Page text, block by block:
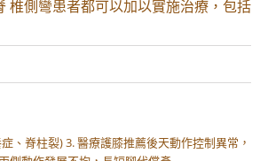
椎側彎患者都可以加以實施治療，包括
、脊柱裂) 3. 醫療護膝推薦後天動作控制異常，